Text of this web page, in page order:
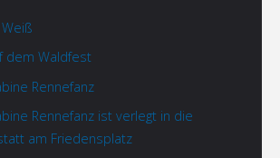
dem Waldfest
Rennefanz
Rennefanz ist verlegt in die
am Friedensplatz